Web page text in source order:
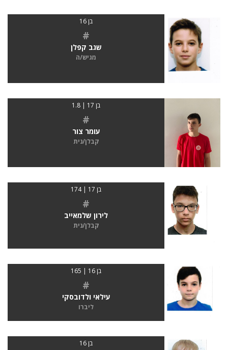
בן 16
#
שגב קפלן
מגיש/ה
בן 17 | 1.8
#
עומר צור
קבלן/נית
בן 17 | 174
#
לירון שלמאייב
קבלן/נית
בן 16 | 165
#
עילאי ולדובסקי
ליברו
בן 16